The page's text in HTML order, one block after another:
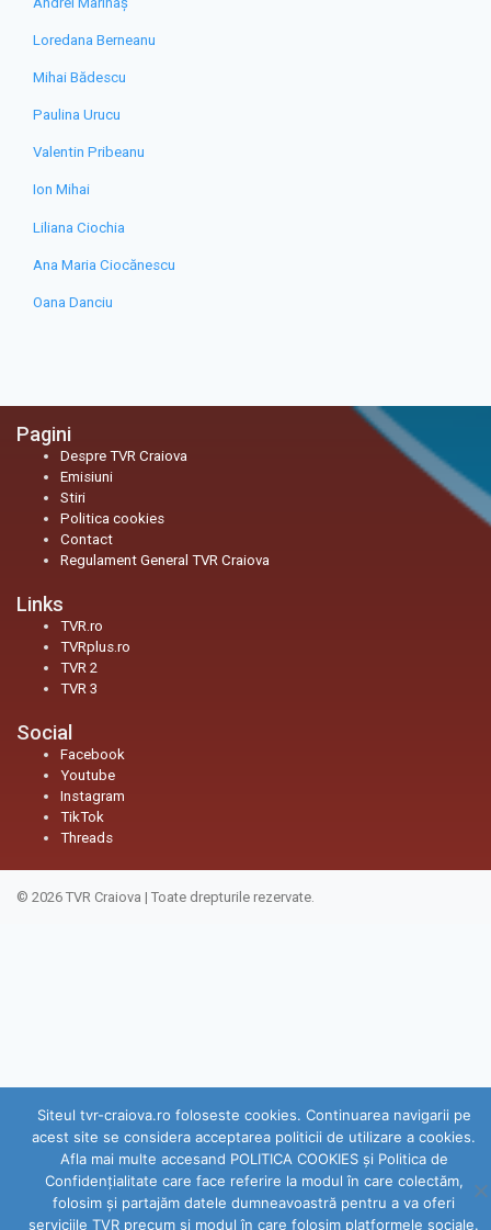
Loredana Berneanu
Mihai Bădescu
Paulina Urucu
Valentin Pribeanu
Ion Mihai
Liliana Ciochia
Ana Maria Ciocănescu
Oana Danciu
Pagini
Despre TVR Craiova
Emisiuni
Stiri
Politica cookies
Contact
Regulament General TVR Craiova
Links
TVR.ro
TVRplus.ro
TVR 2
TVR 3
Social
Facebook
Youtube
Instagram
TikTok
Threads
© 2026 TVR Craiova | Toate drepturile rezervate.
Siteul tvr-craiova.ro foloseste cookies. Continuarea navigarii pe
acest site se considera acceptarea politicii de utilizare a cookies.
Afla mai multe accesand POLITICA COOKIES și Politica de
Confidenţialitate care face referire la modul în care colectăm,
folosim şi partajăm datele dumneavoastră pentru a va oferi
serviciile TVR precum şi modul în care folosim platformele sociale.